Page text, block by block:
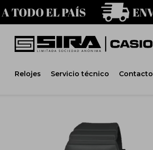
Relojes Servicio técnico Contacto